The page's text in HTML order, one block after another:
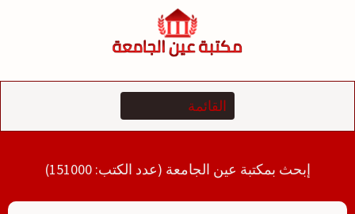
إبحث بمكتبة عين الجامعة (عدد الكتب: 151000)